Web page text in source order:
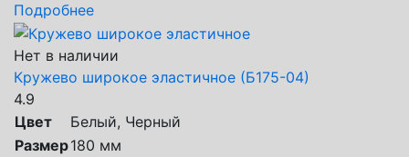
Подробнее
Нет в наличии
Кружево широкое эластичное (Б175-04)
4.9
Цвет
Белый, Черный
Размер180 мм